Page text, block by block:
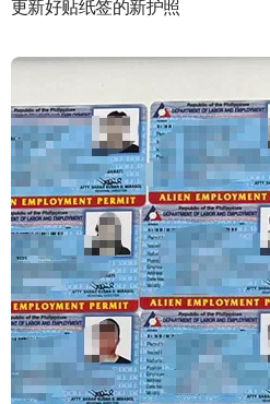
更新好贴纸签的新护照